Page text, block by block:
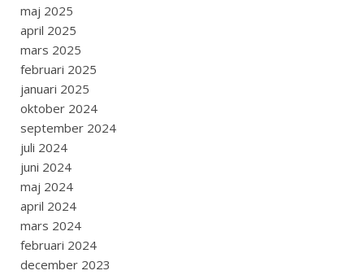
maj 2025
april 2025
mars 2025
februari 2025
januari 2025
oktober 2024
september 2024
juli 2024
juni 2024
maj 2024
april 2024
mars 2024
februari 2024
december 2023